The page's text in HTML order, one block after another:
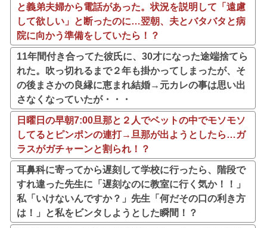
と義弟夫婦から電話があった。状況を説明して「遠慮
して欲しい」と断ったのに…翌朝、夫とバタバタと病
院に向かう準備をしていたら！？
11年間付き合ってた彼氏に、30才になった途端捨てら
れた。吹っ切れるまで２年も掛かってしまったが、そ
の後まさかの良縁に恵まれ結婚→元カレの事は思い出
さなくなっていたが・・・
日曜日の早朝7:00旦那と２人でベットの中でモソモソ
してるとピンポンの連打→旦那が出ようとしたら…ガ
ラスがガチャーンと割られ！？
耳鼻科に寄ってから遅刻して学校に行ったら、階段で
すれ違った先生に「遅刻なのに教室に行く気か！！」
私「いけないんですか？」先生「何だその口の利き方
は！」と私をビンタしようとした瞬間！？